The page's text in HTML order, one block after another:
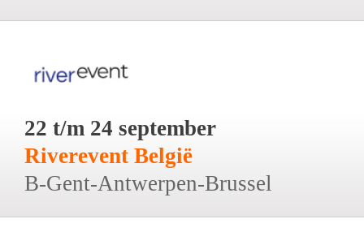
22 t/m 24 september
Riverevent België
B-Gent-Antwerpen-Brussel